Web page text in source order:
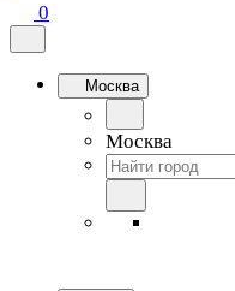
0
Москва
Москва